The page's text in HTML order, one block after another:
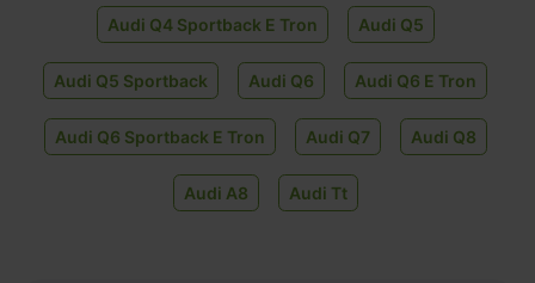
Audi Q4 Sportback E Tron Audi Q5
Audi Q5 Sportback Audi Q6 Audi Q6 E Tron
Audi Q6 Sportback E Tron Audi Q7 Audi Q8
Audi A8 Audi Tt